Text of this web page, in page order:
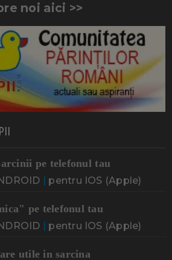
noi aici >>
pe telefonul tau
| pentru IOS (Apple)
pe telefonul tau
| pentru IOS (Apple)
utile in sarcina